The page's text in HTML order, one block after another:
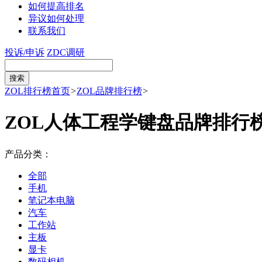
如何提高排名
异议如何处理
联系我们
投诉/申诉 ZDC调研
ZOL排行榜首页>ZOL品牌排行榜>
ZOL人体工程学键盘品牌排行
产品分类：
全部
手机
笔记本电脑
汽车
工作站
主板
显卡